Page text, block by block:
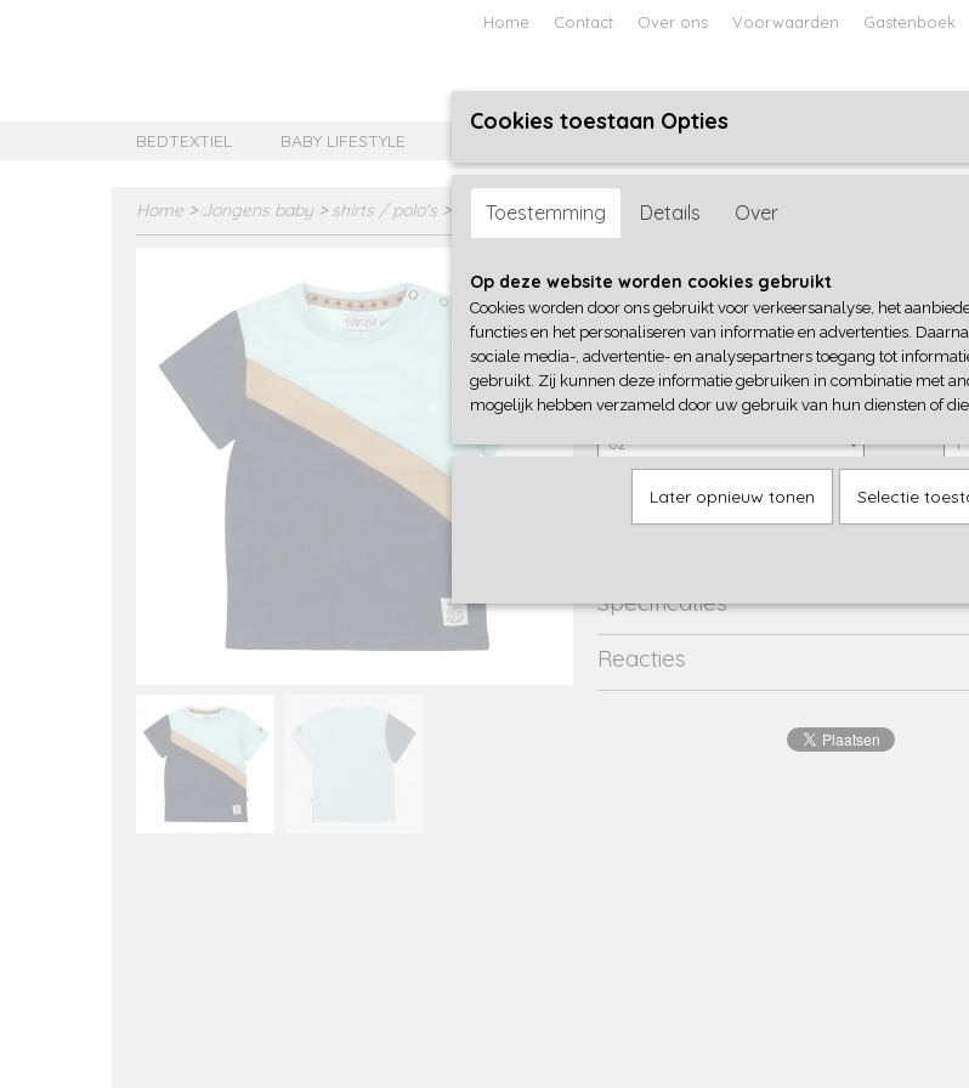
Home Contact Over ons Voorwaarden Gastenboek
BEDTEXTIEL BABY LIFESTYLE JONGENS BABY
Home > Jongens baby> shirts / polo's > Dirkje
Dirkje
€ 16,99 (inclusief btw 21%)
✓Op voorraad
Dirkje
IN WINKELWAGEN
Specificaties
EAN code
Productcode leverancier
Reacties
Cookies toestaan Opties
Toestemming Details Over
Op deze website worden cookies gebruikt
Cookies worden door ons gebruikt voor verkeersanalyse, het
functies en het personaliseren van informatie en advertenties.
sociale media-, advertentie- en analysepartners toegang tot
gebruikt. Zij kunnen deze informatie gebruiken in combinatie met
mogelijk hebben verzameld door uw gebruik van hun diensten of
Later opnieuw tonen Selectie